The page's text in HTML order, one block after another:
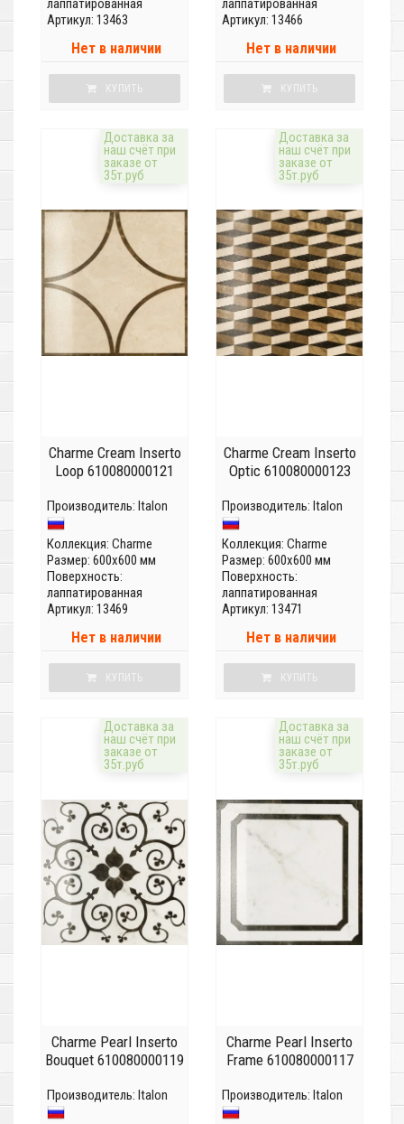
лаппатированная
Артикул: 13463
Нет в наличии
КУПИТЬ
лаппатированная
Артикул: 13466
Нет в наличии
КУПИТЬ
Доставка за
наш счёт при
заказе от
35т.руб
Charme Cream Inserto
Loop 610080000121
Производитель: Italon
Коллекция: Charme
Размер: 600x600 мм
Поверхность:
лаппатированная
Артикул: 13469
Нет в наличии
КУПИТЬ
Доставка за
наш счёт при
заказе от
35т.руб
Charme Cream Inserto
Optic 610080000123
Производитель: Italon
Коллекция: Charme
Размер: 600x600 мм
Поверхность:
лаппатированная
Артикул: 13471
Нет в наличии
КУПИТЬ
Доставка за
наш счёт при
заказе от
35т.руб
Charme Pearl Inserto
Bouquet 610080000119
Производитель: Italon
Доставка за
наш счёт при
заказе от
35т.руб
Charme Pearl Inserto
Frame 610080000117
Производитель: Italon